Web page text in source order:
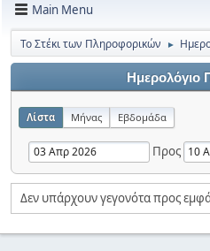
Main Menu
Το Στέκι των Πληροφορικών ►
Ημερολόγιο
Λίστα Μήνας Εβδομάδα
Προς
Δεν υπάρχουν γεγονότα προς